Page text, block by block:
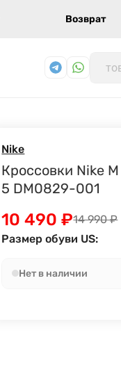
Возврат
Nike
Кроссовки Nike M
5 DM0829-001
14 990₽
10 490₽
Размер обуви US:
Нет в наличии